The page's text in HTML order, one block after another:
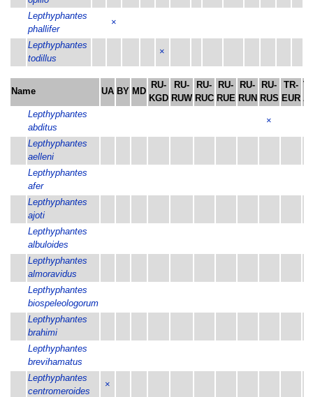
Lepthyphantes
phallifer
×
Lepthyphantes
todillus
×
Name UA BY MD
RU-
KGD
RU-
RUW
RU-
RUC
RU-
RUE
RU-
RUN
RU-
RUS
TR-
EUR
Lepthyphantes
abditus
×
Lepthyphantes
aelleni
Lepthyphantes
afer
Lepthyphantes
ajoti
Lepthyphantes
albuloides
Lepthyphantes
almoravidus
Lepthyphantes
biospeleologorum
Lepthyphantes
brahimi
Lepthyphantes
brevihamatus
Lepthyphantes
centromeroides
×